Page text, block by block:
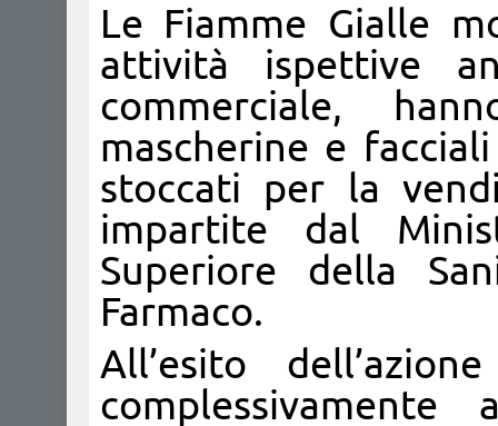
Le Fiamme Gialle
attività ispettive
commerciale,
mascherine e
stoccati per la
impartite dal
Superiore della
Farmaco.
All’esito